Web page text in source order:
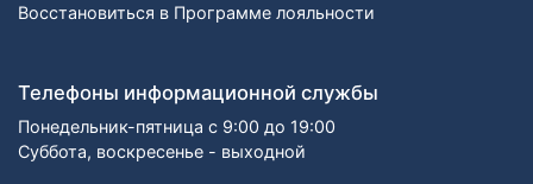
Восстановиться в Программе лояльности
Телефоны информационной службы
Понедельник-пятница с 9:00 до 19:00
Суббота, воскресенье - выходной